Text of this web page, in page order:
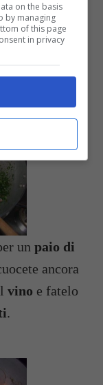
un paio di
ancora
vino e fatelo
.
on the basis
by managing
of this page
in privacy